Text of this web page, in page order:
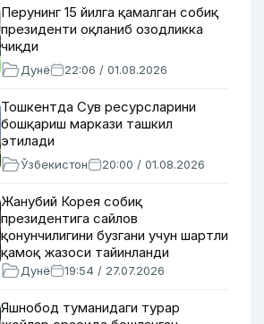
Перунинг 15 йилга қамалган собиқ
президенти оқланиб озодликка
чиқди
Дунё 22:06 / 01.08.2026
Тошкентда Сув ресурсларини
бошқариш маркази ташкил
этилади
Ўзбекистон 20:00 / 01.08.2026
Жанубий Корея собиқ
президентига сайлов
қонунчилигини бузгани учун шартли
қамоқ жазоси тайинланди
Дунё 19:54 / 27.07.2026
Яшнобод туманидаги турар